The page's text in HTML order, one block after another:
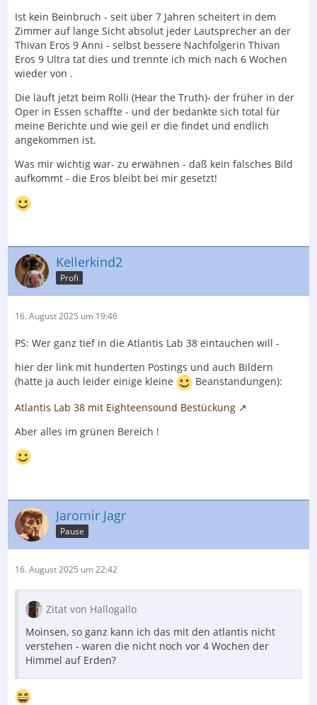
Ist kein Beinbruch - seit über 7 Jahren scheitert in dem
Zimmer auf lange Sicht absolut jeder Lautsprecher an der
Thivan Eros 9 Anni - selbst bessere Nachfolgerin Thivan
Eros 9 Ultra tat dies und trennte ich mich nach 6 Wochen
wieder von .
Die läuft jetzt beim Rolli (Hear the Truth)- der früher in der
Oper in Essen schaffte - und der bedankte sich total für
meine Berichte und wie geil er die findet und endlich
angekommen ist.
Was mir wichtig war- zu erwähnen - daß kein falsches Bild
aufkommt - die Eros bleibt bei mir gesetzt!
Kellerkind2
Profi
16. August 2025 um 19:46
PS: Wer ganz tief in die Atlantis Lab 38 eintauchen will -
hier der link mit hunderten Postings und auch Bildern
(hatte ja auch leider einige kleine
Beanstandungen):
Atlantis Lab 38 mit Eighteensound Bestückung
Aber alles im grünen Bereich !
Jaromir Jagr
Pause
16. August 2025 um 22:42
Zitat von Hallogallo
Moinsen, so ganz kann ich das mit den atlantis nicht
verstehen - waren die nicht noch vor 4 Wochen der
Himmel auf Erden?